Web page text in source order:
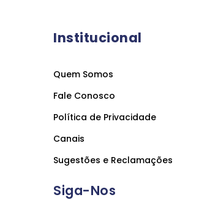
Institucional
Quem Somos
Fale Conosco
Política de Privacidade
Canais
Sugestões e Reclamações
Siga-Nos